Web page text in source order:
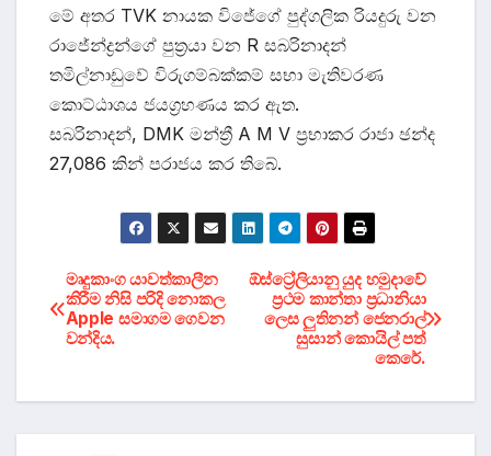
මේ අතර TVK නායක විජේගේ පුද්ගලික රියදුරු වන
රාජේන්ද්‍රන්ගේ පුත්‍රයා වන R සබරිනාදන්
තමිල්නාඩුවේ විරුගම්බක්කම් සභා මැතිවරණ
කොට්ඨාශය ජයග්‍රහණය කර ඇත.
සබරිනාදන්, DMK මන්ත්‍රී A M V ප්‍රභාකර රාජා ඡන්ද
27,086 කින් පරාජය කර තිබේ.
Post
navigation
ඕස්ට්‍රේලියානු යුද හමුදාවේ
ප්‍රථම කාන්තා ප්‍රධානියා
ලෙස ලුතිනන් ජෙනරාල්
සුසාන් කොයිල් පත්
කෙරේ.
මෘදුකාංග යාවත්කාලීන
කිරීම නිසි පරිදි නොකල
Apple සමාගම ගෙවන
වන්දිය.